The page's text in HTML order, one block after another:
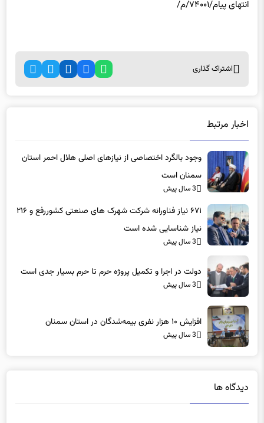
انتهای پیام/۷۴۰۰۱/م/
اشتراک گذاری
اخبار مرتبط
وجود بالگرد اختصاصی از نیازهای اصلی هلال احمر استان
سمنان است
3 سال پیش
۶۷۱ نیاز فناورانه شرکت شهرک های صنعتی کشوررفع و ۲۱۶
نیاز شناسایی شده است
3 سال پیش
دولت در اجرا و تکمیل پروژه حرم تا حرم بسیار جدی است
3 سال پیش
افزایش ۱۰ هزار نفری بیمه‌شدگان در استان سمنان
3 سال پیش
دیدگاه ها